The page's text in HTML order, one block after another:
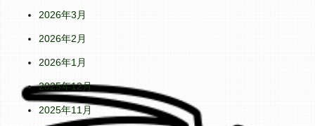
2026年3月
2026年2月
2026年1月
2025年12月
2025年11月